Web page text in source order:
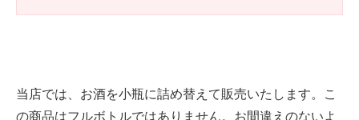
当店では、お酒を小瓶に詰め替えて販売いたします。こ
の商品はフルボトルではありません。お間違えのないよ